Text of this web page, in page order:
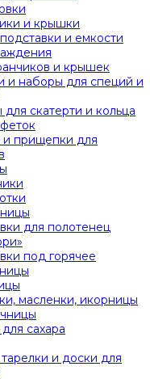
и крышки
и емкости
и крышек
и наборы для специй и
скатерти и кольца
и прищепки для
для полотенец
под горячее
масленки, икорницы
сахара
и доски для